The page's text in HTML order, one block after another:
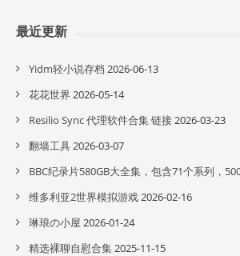
最近更新
Yidm轻小说存档 2026-06-13
花花世界 2026-05-14
Resilio Sync 代理软件合集 链接2026-03-23
翻墙工具2026-03-07
BBC纪录片580GB大全集，包含71个系列，
维多利亚2世界模拟游戏2026-02-16
琳琅の小屋 2026-01-24
精选裸聊自慰合集2025-11-15